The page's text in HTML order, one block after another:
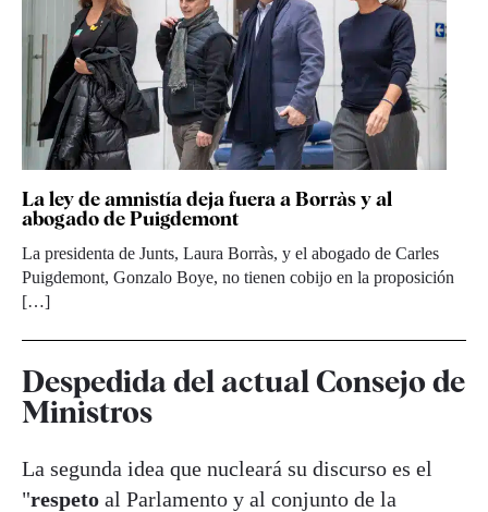
La ley de amnistía deja fuera a Borràs y al
abogado de Puigdemont
La presidenta de Junts, Laura Borràs, y el abogado de Carles
Puigdemont, Gonzalo Boye, no tienen cobijo en la proposición
[…]
Despedida del actual Consejo de
Ministros
La segunda idea que nucleará su discurso es el
"respeto al Parlamento y al conjunto de la